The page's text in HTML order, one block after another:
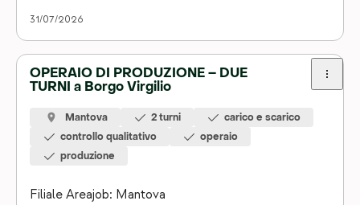
della merce; – Supporto alle attività operative di magazzino;
31/07/2026
OPERAIO DI PRODUZIONE – DUE
TURNI a Borgo Virgilio
Mantova 2 turni
carico e scarico
controllo qualitativo
operaio
produzione
Filiale Areajob: Mantova